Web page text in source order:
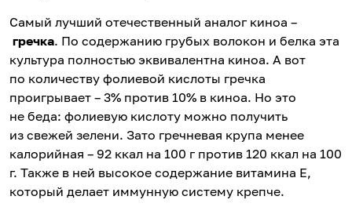
Самый лучший отечественный аналог киноа –
гречка. По содержанию грубых волокон и белка эта
культура полностью эквивалентна киноа. А вот
по количеству фолиевой кислоты гречка
проигрывает – 3% против 10% в киноа. Но это
не беда: фолиевую кислоту можно получить
из свежей зелени. Зато гречневая крупа менее
калорийная – 92 ккал на 100 г против 120 ккал на 100
г. Также в ней высокое содержание витамина Е,
который делает иммунную систему крепче.